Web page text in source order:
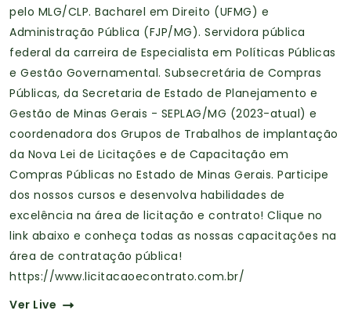
pelo MLG/CLP. Bacharel em Direito (UFMG) e
Administração Pública (FJP/MG). Servidora pública
federal da carreira de Especialista em Políticas Públicas
e Gestão Governamental. Subsecretária de Compras
Públicas, da Secretaria de Estado de Planejamento e
Gestão de Minas Gerais - SEPLAG/MG (2023-atual) e
coordenadora dos Grupos de Trabalhos de implantação
da Nova Lei de Licitações e de Capacitação em
Compras Públicas no Estado de Minas Gerais. Participe
dos nossos cursos e desenvolva habilidades de
excelência na área de licitação e contrato! Clique no
link abaixo e conheça todas as nossas capacitações na
área de contratação pública!
https://www.licitacaoecontrato.com.br/
Ver Live